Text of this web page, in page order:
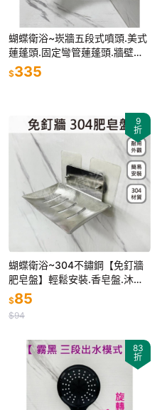
蝴蝶衛浴~崁牆五段式噴頭.美式
蓮蓬頭.固定彎管蓮蓬頭.牆壁蓮
蓬頭
$335
9
折
蝴蝶衛浴~304不鏽鋼【免釘牆
肥皂盤】輕鬆安裝.香皂盤.沐浴
皂盤.不鏽鋼肥皂架.瀝水皂架
$85
$94
83
折